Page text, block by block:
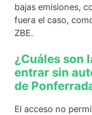
bajas emisiones,
fuera el caso,
ZBE.
¿Cuáles son
entrar sin
de
El acceso no